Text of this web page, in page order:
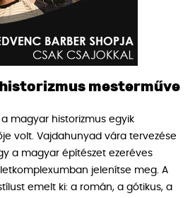
mesterműve
a magyar historizmus egyik
volt. Vajdahunyad vára tervezése
a magyar építészet ezeréves
jelenítse meg. A
emelt ki: a román, a gótikus, a